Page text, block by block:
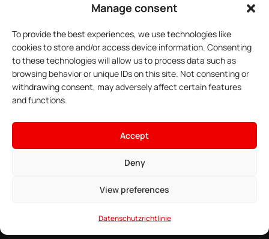
Manage consent
To provide the best experiences, we use technologies like
cookies to store and/or access device information. Consenting
to these technologies will allow us to process data such as
browsing behavior or unique IDs on this site. Not consenting or
withdrawing consent, may adversely affect certain features
and functions.
Accept
Deny
View preferences
Datenschutzrichtlinie
Datenschutzrichtlinie
Newsletter
Abonnieren Sie unseren Newsletter
Folgen Sie uns